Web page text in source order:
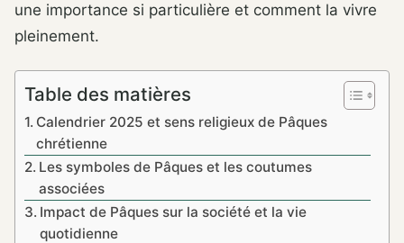
une importance si particulière et comment la vivre
pleinement.
Table des matières
Calendrier 2025 et sens religieux de Pâques
chrétienne
Les symboles de Pâques et les coutumes
associées
Impact de Pâques sur la société et la vie
quotidienne